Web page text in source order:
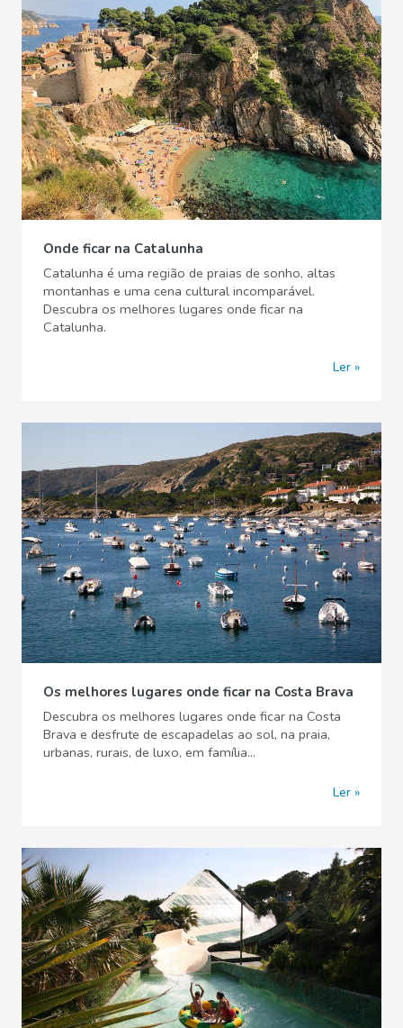
Onde ficar na Catalunha
Catalunha é uma região de praias de sonho, altas
montanhas e uma cena cultural incomparável.
Descubra os melhores lugares onde ficar na
Catalunha.
Ler
Os melhores lugares onde ficar na Costa Brava
Descubra os melhores lugares onde ficar na Costa
Brava e desfrute de escapadelas ao sol, na praia,
urbanas, rurais, de luxo, em família...
Ler